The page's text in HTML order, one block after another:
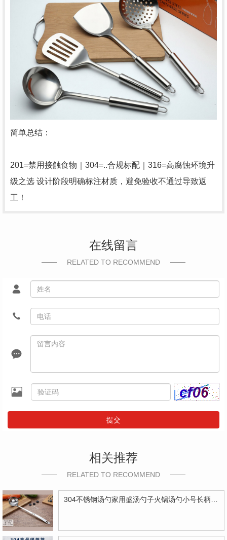
简单总结：
201=禁用接触食物｜304=..合规标配｜316=高腐蚀环境升
级之选 设计阶段明确标注材质，避免验收不通过导致返
工！
在线留言
RELATED TO RECOMMEND
提交
相关推荐
RELATED TO RECOMMEND
304不锈钢汤勺家用盛汤勺子火锅汤勺小号长柄汤勺子小汤勺小漏勺 7公分汤勺